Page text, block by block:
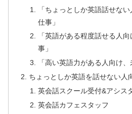
「ちょっとしか英語話せな
仕事」
「英語がある程度話せる人
事」
「高い英語力がある人向け、
ちょっとしか英語を話せない人
英会話スクール受付&アシス
英会話カフェスタッフ